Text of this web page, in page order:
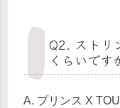
Q2. ストリ
くらいです
A. プリンス X